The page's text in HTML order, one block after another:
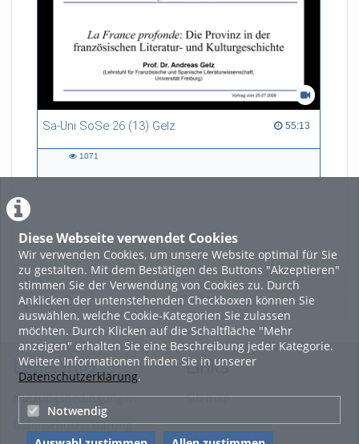
Diese Webseite verwendet Cookies
Wir verwenden Cookies, um unsere Website optimal für Sie
zu gestalten. Mit dem Bestätigen des Buttons "Akzeptieren"
stimmen Sie der Verwendung von Cookies zu. Durch
Anklicken der untenstehenden Checkboxen können Sie
auswählen, welche Cookie-Kategorien Sie zulassen
möchten. Durch Klicken auf die Schaltfläche "Mehr
anzeigen" erhalten Sie eine Beschreibung jeder Kategorie.
Weitere Informationen finden Sie in unserer
Datenschutzerklärung.
Notwendig
Sa-Uni SoSe 26 (13) Gelz 55:13
55:13 duration
1071
LADE MEHR
Featured
Beliebtheit
Legal Info
Nutzungsbedingungen
Datenschutzerklärung
Links
Sitemap